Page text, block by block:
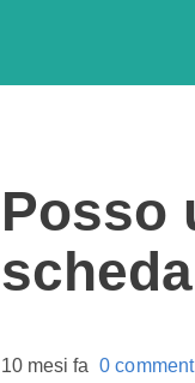
Posso
10 mesi fa 0